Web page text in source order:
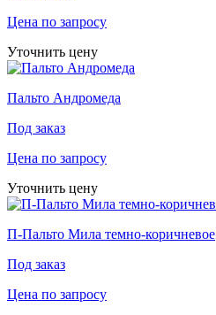
Цена по запросу
Уточнить цену
Пальто Андромеда
Под заказ
Цена по запросу
Уточнить цену
П-Пальто Мила темно-коричневое
Под заказ
Цена по запросу